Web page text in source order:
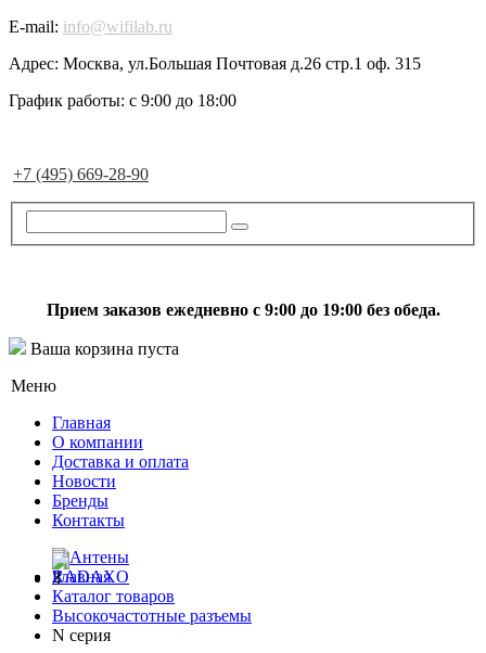
E-mail: info@wifilab.ru
Адрес: Москва, ул.Большая Почтовая д.26 стр.1 оф. 315
График работы: с 9:00 до 18:00
+7 (495) 669-28-90
Прием заказов ежедневно с 9:00 до 19:00 без обеда.
Ваша корзина пуста
Меню
Главная
О компании
Доставка и оплата
Новости
Бренды
Контакты
Главная
Каталог товаров
Высокочастотные разъемы
N серия